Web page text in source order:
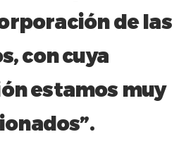
de las
con cuya
estamos muy